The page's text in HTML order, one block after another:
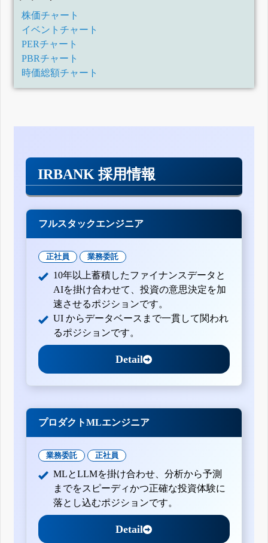
株価チャート
イベントチャート
PERチャート
PBRチャート
時価総額チャート
IRBANK 採用情報
フルスタックエンジニア
正社員 業務委託
10年以上蓄積したファイナンスデータと
AIを掛け合わせて、投資の意思決定を加
速させるポジションです。
UI からデータベースまで一貫して関われ
るポジションです。
Detail
プロダクトMLエンジニア
業務委託 正社員
MLとLLMを掛け合わせ、分析から予測
までをスピーディかつ正確な投資体験に
落とし込むポジションです。
Detail